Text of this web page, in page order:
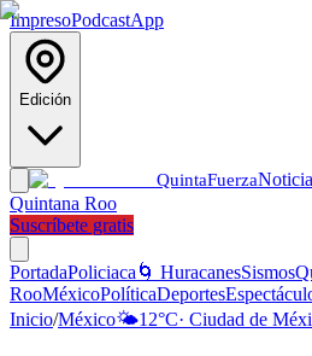
ImpresoPodcastApp
Edición
QuintaFuerza
Quintana Roo
Suscríbete gratis
PortadaPoliciaca 🌀 HuracanesSismos
RooMéxicoPolíticaDeportes
Inicio/México🌤️12°C· Ciudad de